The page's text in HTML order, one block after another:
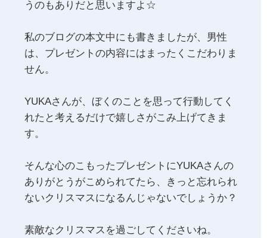
うのもありだと思いますよ☆
私のブログの本文中にも書きましたが、男性
は、プレゼントの内容にはまったくこだわりま
せん。
YUKAさんが、ぼくのことを思って行動してく
れたと考えるだけで嬉しさがこみ上げてきま
す。
そんな心のこもったプレゼントにYUKAさんの
ありがとうがこめられてたら、きっと忘れられ
ないクリスマスになるんじゃないでしょうか？
素敵なクリスマスを過ごしてくださいね。